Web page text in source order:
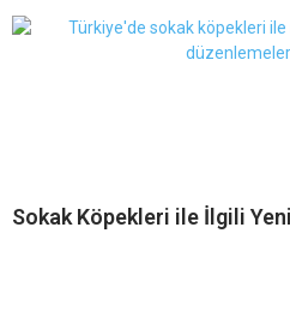
Sokak Köpekleri ile İlgili